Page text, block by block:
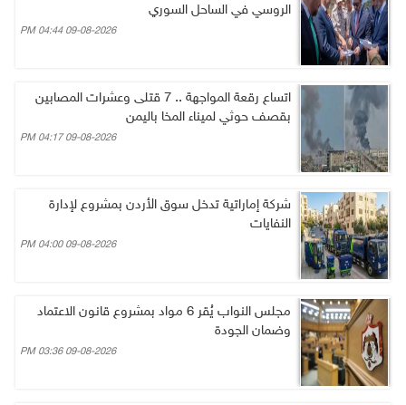
الروسي في الساحل السوري
09-08-2026 04:44 PM
اتساع رقعة المواجهة .. 7 قتلى وعشرات المصابين
بقصف حوثي لميناء المخا باليمن
09-08-2026 04:17 PM
شركة إماراتية تدخل سوق الأردن بمشروع لإدارة
النفايات
09-08-2026 04:00 PM
مجلس النواب يُقر 6 مواد بمشروع قانون الاعتماد
وضمان الجودة
09-08-2026 03:36 PM